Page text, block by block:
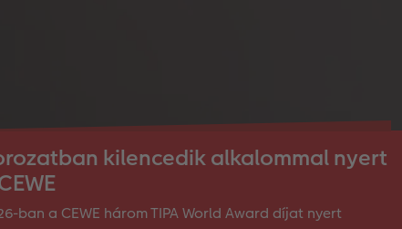
kilencedik alkalommal nyert
ban a CEWE három TIPA World Award díjat nyert